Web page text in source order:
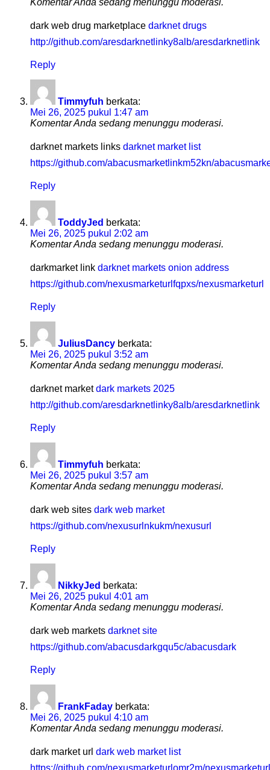
Komentar Anda sedang menunggu moderasi.
dark web drug marketplace darknet drugs
http://github.com/aresdarknetlinky8alb/aresdarknetlink
Reply
Timmyfuh berkata:
Mei 26, 2025 pukul 1:47 am
Komentar Anda sedang menunggu moderasi.
darknet markets links darknet market list
https://github.com/abacusmarketlinkm52kn/
Reply
ToddyJed berkata:
Mei 26, 2025 pukul 2:02 am
Komentar Anda sedang menunggu moderasi.
darkmarket link darknet markets onion address
https://github.com/nexusmarketurlfqpxs/nexusmarketurl
Reply
JuliusDancy berkata:
Mei 26, 2025 pukul 3:52 am
Komentar Anda sedang menunggu moderasi.
darknet marketdark markets 2025
http://github.com/aresdarknetlinky8alb/aresdarknetlink
Reply
Timmyfuh berkata:
Mei 26, 2025 pukul 3:57 am
Komentar Anda sedang menunggu moderasi.
dark web sites dark web market
https://github.com/nexusurlnkukm/nexusurl
Reply
NikkyJed berkata:
Mei 26, 2025 pukul 4:01 am
Komentar Anda sedang menunggu moderasi.
dark web markets darknet site
https://github.com/abacusdarkgqu5c/abacusdark
Reply
FrankFaday berkata:
Mei 26, 2025 pukul 4:10 am
Komentar Anda sedang menunggu moderasi.
dark market url dark web market list